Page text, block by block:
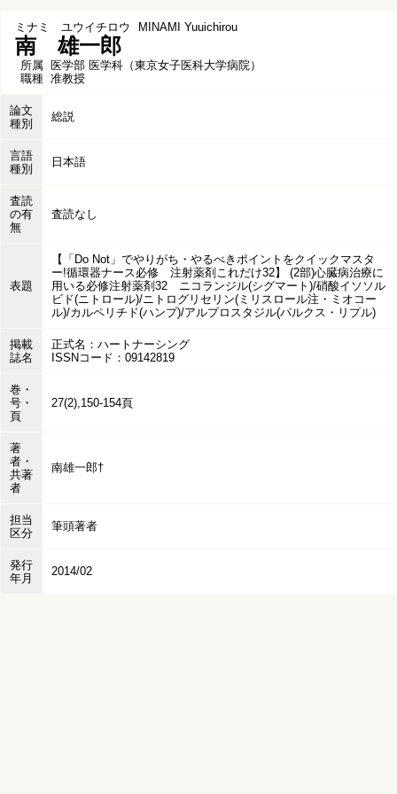
ミナミ ユウイチロウ MINAMI Yuuichirou
南 雄一郎
所属 医学部 医学科（東京女子医科大学病院）
職種 准教授
論文
種別
総説
言語
種別
日本語
査読
の有
無
査読なし
表題
【「Do Not」でやりがち・やるべきポイントをクイックマスタ
ー!循環器ナース必修 注射薬剤これだけ32】 (2部)心臓病治療に
用いる必修注射薬剤32 ニコランジル(シグマート)/硝酸イソソル
ビド(ニトロール)/ニトログリセリン(ミリスロール注・ミオコー
ル)/カルペリチド(ハンプ)/アルプロスタジル(パルクス・リプル)
掲載
誌名
正式名：ハートナーシング
ISSNコード：09142819
巻・
号・
頁
27(2),150-154頁
著
者・
共著
者
南雄一郎†
担当
区分
筆頭著者
発行
年月
2014/02